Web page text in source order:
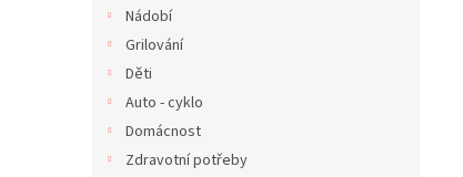
Nádobí
Grilování
Děti
Auto - cyklo
Domácnost
Zdravotní potřeby